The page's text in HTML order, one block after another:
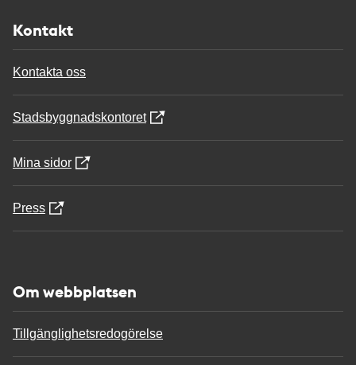
Kontakt
Kontakta oss
Stadsbyggnadskontoret
Mina sidor
Press
Om webbplatsen
Tillgänglighetsredogörelse